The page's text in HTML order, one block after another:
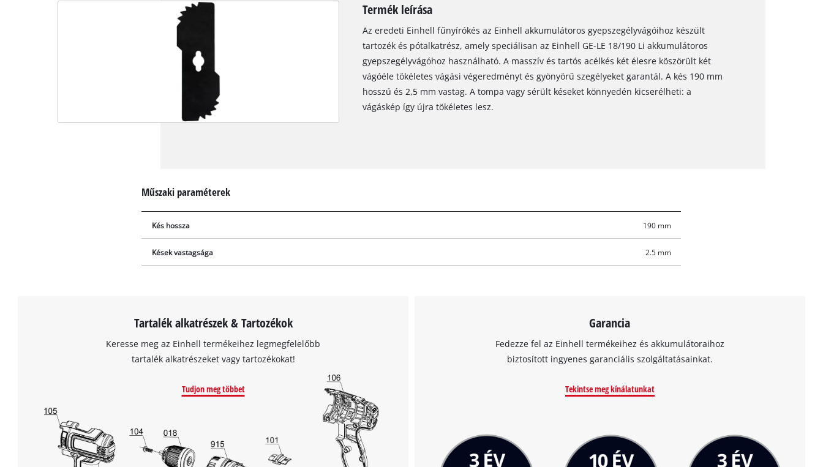
A Google Maps szolgáltatás betöltéséhez
szükségünk van az Ön jóváhagyására!
This content is not permitted to load due
to trackers that are not disclosed to the
visitor. The website owner needs to setup
the site with their CMP to add this content
to the list of technologies used.
Termék leírása
Az eredeti Einhell fűnyírókés az Einhell akkumulátoros gyepszegélyvágóihoz készült
tartozék és pótalkatrész, amely speciálisan az Einhell GE-LE 18/190 Li akkumulátoros
gyepszegélyvágóhoz használható. A masszív és tartós acélkés két élesre köszörült két
vágóéle tökéletes vágási végeredményt és gyönyörű szegélyeket garantál. A kés 190 mm
hosszú és 2,5 mm vastag. A tompa vagy sérült késeket könnyedén kicserélheti: a
vágáskép így újra tökéletes lesz.
Műszaki paraméterek
Kés hossza 190 mm
Kések vastagsága 2.5 mm
Tartalék alkatrészek & Tartozékok
Keresse meg az Einhell termékeihez legmegfelelőbb
tartalék alkatrészeket vagy tartozékokat!
Tudjon meg többet
Garancia
Fedezze fel az Einhell termékeihez és akkumulátoraihoz
biztosított ingyenes garanciális szolgáltatásainkat.
Tekintse meg kínálatunkat